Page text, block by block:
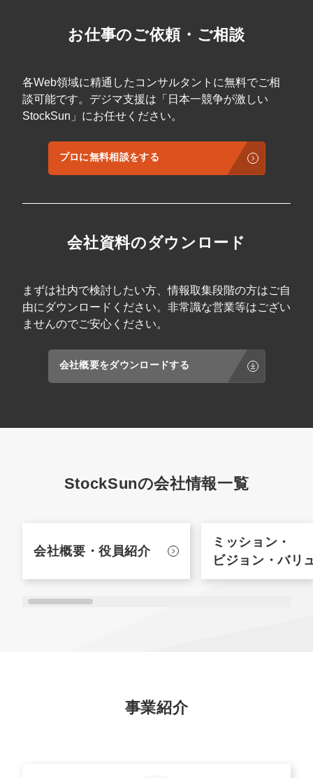
お仕事のご依頼・ご相談
各Web領域に精通したコンサルタントに無料でご相
談可能です。デジマ支援は「日本一競争が激しい
StockSun」にお任せください。
プロに無料相談をする
会社資料のダウンロード
まずは社内で検討したい方、情報取集段階の方はご自
由にダウンロードください。非常識な営業等はござい
ませんのでご安心ください。
会社概要をダウンロードする
StockSunの会社情報一覧
会社概要・役員紹介
ミッション・
ビジョン・バリ
事業紹介